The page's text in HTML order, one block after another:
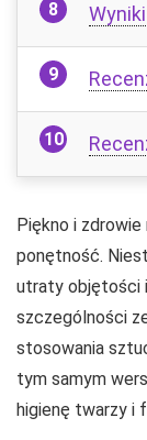
Wyniki
Piękno i
ponętność.
utraty objętości
szczególności
stosowania
tym samym
higienę twarzy i